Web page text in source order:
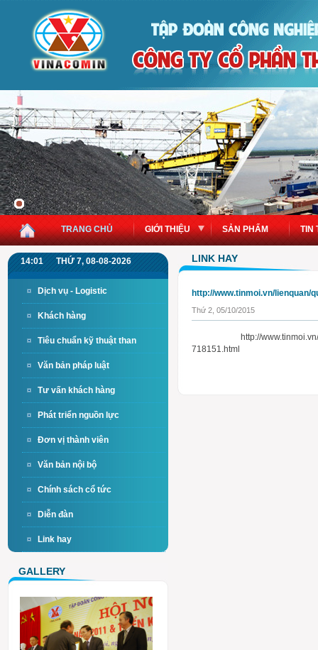
TRANG CHỦ GIỚI THIỆU SẢN PHẨM TIN
14:01 THỨ 7, 08-08-2026
Dịch vụ - Logistic
Khách hàng
Tiêu chuẩn kỹ thuật than
Văn bản pháp luật
Tư vấn khách hàng
Phát triển nguồn lực
Đơn vị thành viên
Văn bản nội bộ
Chính sách cổ tức
Diễn đàn
Link hay
GALLERY
LINK HAY
http://www.tinmoi.vn/lienquan/
Thứ 2, 05/10/2015
http://www.tinmoi.vn/
718151.html